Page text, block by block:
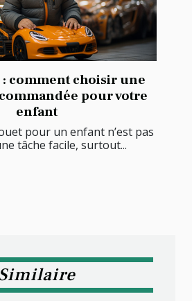
: comment choisir une
pour votre
enfant
pour un enfant n’est pas
tâche facile, surtout...